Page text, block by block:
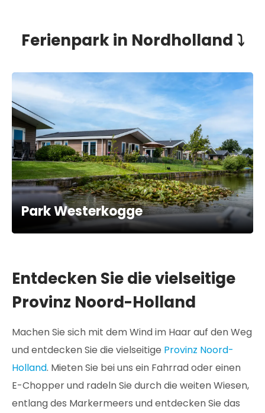
Ferienpark in Nordholland ⤵️
Park Westerkogge
Entdecken Sie die vielseitige
Provinz Noord-Holland
Machen Sie sich mit dem Wind im Haar auf den Weg
und entdecken Sie die vielseitige Provinz Noord-
Holland. Mieten Sie bei uns ein Fahrrad oder einen
E-Chopper und radeln Sie durch die weiten Wiesen,
entlang des Markermeers und entdecken Sie das